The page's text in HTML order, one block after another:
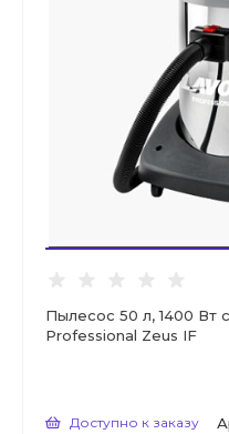
Пылесос 50 л, 1400 Вт
Professional Zeus IF
Доступно к заказу